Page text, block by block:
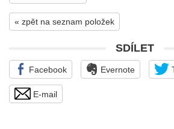
« zpět na seznam položek
SDÍLET
Facebook Evernote
E-mail